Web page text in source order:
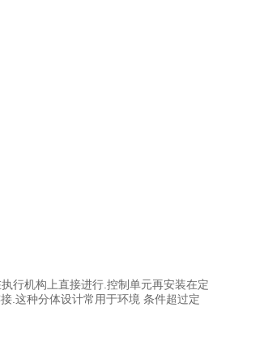
行机构上直接进行.控制单元再安装在定
.这种分体设计常用于环境 条件超过定